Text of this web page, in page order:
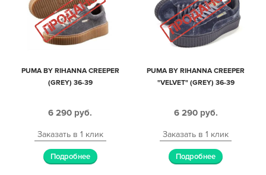
PUMA BY RIHANNA CREEPER
(GREY) 36-39
6 290 руб.
Заказать в 1 клик
Подробнее
PUMA BY RIHANNA CREEPER
"VELVET" (GREY) 36-39
6 290 руб.
Заказать в 1 клик
Подробнее